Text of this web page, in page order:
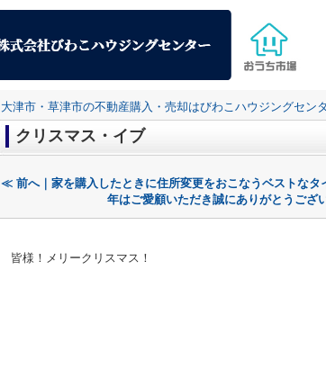
大津市・草津市の不動産購入・売却はびわこハウジングセン
クリスマス・イブ
≪ 前へ｜家を購入したときに住所変更をおこなうベストなタ
年はご愛顧いただき誠にありがとうご
皆様！メリークリスマス！